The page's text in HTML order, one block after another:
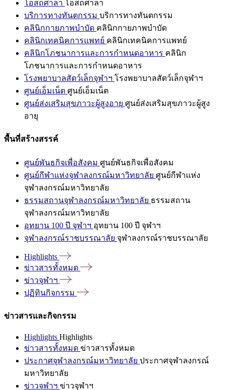
โอสถศาลา โอสถศาลา
บริการทางทันตกรรม บริการทางทันตกรรม
คลินิกกายภาพบำบัด คลินิกกายภาพบำบัด
คลินิกเทคนิคการแพทย์ คลินิกเทคนิคการแพทย์
คลินิกโภชนาการและการกำหนดอาหาร คลินิก
โภชนาการและการกำหนดอาหาร
โรงพยาบาลสัตว์เล็กจุฬาฯ โรงพยาบาลสัตว์เล็กจุฬาฯ
ศูนย์เอ็มเน็ต ศูนย์เอ็มเน็ต
ศูนย์ส่งเสริมสุขภาวะผู้สูงอายุ ศูนย์ส่งเสริมสุขภาวะผู้สูง
อายุ
พื้นที่สร้างสรรค์
ศูนย์พันธกิจเพื่อสังคม ศูนย์พันธกิจเพื่อสังคม
ศูนย์กีฬาแห่งจุฬาลงกรณ์มหาวิทยาลัย ศูนย์กีฬาแห่ง
จุฬาลงกรณ์มหาวิทยาลัย
ธรรมสถานจุฬาลงกรณ์มหาวิทยาลัย ธรรมสถาน
จุฬาลงกรณ์มหาวิทยาลัย
อุทยาน 100 ปี จุฬาฯ อุทยาน 100 ปี จุฬาฯ
จุฬาลงกรณ์ราชบรรณาลัย จุฬาลงกรณ์ราชบรรณาลัย
Highlights
ข่าวสารทั้งหมด
ข่าวจุฬาฯ
ปฏิทินกิจกรรม
ข่าวสารและกิจกรรม
Highlights Highlights
ข่าวสารทั้งหมด ข่าวสารทั้งหมด
ประกาศจุฬาลงกรณ์มหาวิทยาลัย ประกาศจุฬาลงกรณ์
มหาวิทยาลัย
ข่าวจุฬาฯ ข่าวจุฬาฯ